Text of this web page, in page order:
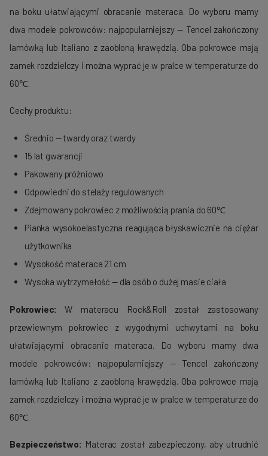
na boku ułatwiającymi obracanie materaca. Do wyboru mamy
dwa modele pokrowców: najpopularniejszy — Tencel zakończony
lamówką lub Italiano z zaobloną krawędzią. Oba pokrowce mają
zamek rozdzielczy i można wyprać je w pralce w temperaturze do
60℃.
Cechy produktu:
Średnio — twardy oraz twardy
15 lat gwarancji
Pakowany próżniowo
Odpowiedni do stelaży regulowanych
Zdejmowany pokrowiec z możliwością prania do 60℃
Pianka wysokoelastyczna reagująca błyskawicznie na ciężar
użytkownika
Wysokość materaca 21 cm
Wysoka wytrzymałość — dla osób o dużej masie ciała
Pokrowiec: W materacu Rock&Roll został zastosowany
przewiewnym pokrowiec z wygodnymi uchwytami na boku
ułatwiającymi obracanie materaca.
Do wyboru mamy dwa
modele pokrowców: najpopularniejszy — Tencel zakończony
lamówką lub Italiano z zaobloną krawędzią. Oba pokrowce mają
zamek rozdzielczy i można wyprać je w pralce w temperaturze do
60℃.
Bezpieczeństwo: Materac został zabezpieczony, aby utrudnić